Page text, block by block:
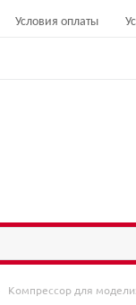
Условия оплаты
Компрессор для